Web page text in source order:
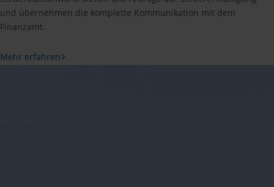
und übernehmen die komplette Kommunikation mit dem
Finanzamt.
Mehr erfahren